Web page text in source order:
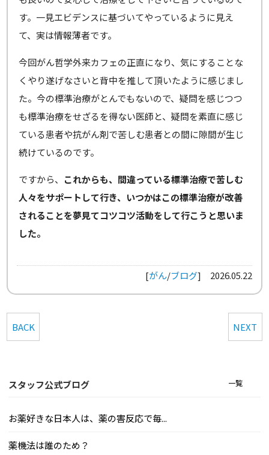
す。一見エビデンスに基づいてやっているように見え
て、実は情報薄者です。
今回がん哲学外来カフェの正直になり、気にすることな
くやり遂げなさいと背中を推して頂いたように感じまし
た。今の標準治療がとんでもないので、疑問を感じつつ
も標準治療をせざるを得ない医師と、疑問を素直に感じ
ている患者や抗がん剤で苦しむ患者との間に隙間が生じ
続けているのです。
ですから、 これからも、間違っている標準治療で苦しむ
人々をサポートして行き、いつかはこの標準治療が改善
されることを夢見てコツコツ活動をして行こうと思いま
した。
[がん/ブログ] 2026.05.22
BACK NEXT
スタッフ公式ブログ 一覧
お薬好きな日本人は、薬の害反応で毎...
薬機法は誰のため？